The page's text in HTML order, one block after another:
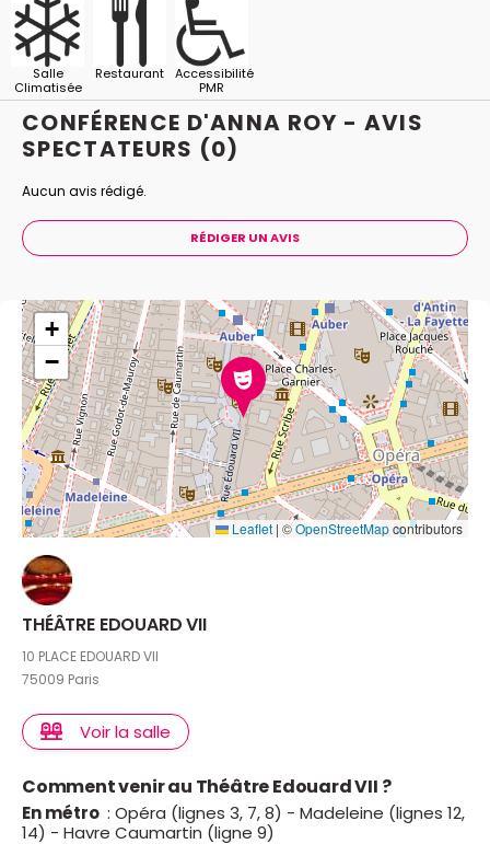
Salle
Climatisée
Restaurant
Accessibilité
PMR
CONFÉRENCE D'ANNA ROY - AVIS
SPECTATEURS (0)
Aucun avis rédigé.
RÉDIGER UN AVIS
+
−
Leaflet | ©OpenStreetMapcontributors
THÉÂTRE EDOUARD VII
10 PLACE EDOUARD VII
75009 Paris
Voir la salle
Comment venir au Théâtre Edouard VII ?
En métro : Opéra (lignes 3, 7, 8) - Madeleine (lignes 12,
14) - Havre Caumartin (ligne 9)